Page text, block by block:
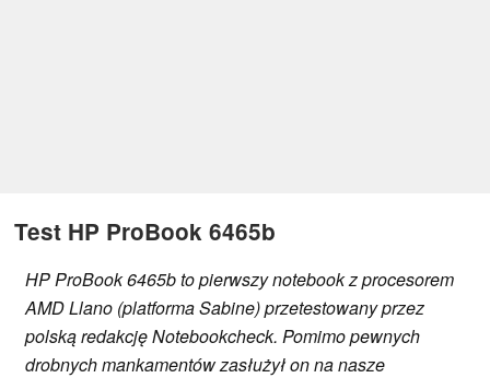
Test HP ProBook 6465b
HP ProBook 6465b to pierwszy notebook z procesorem
AMD Llano (platforma Sabine) przetestowany przez
polską redakcję Notebookcheck. Pomimo pewnych
drobnych mankamentów zasłużył on na nasze